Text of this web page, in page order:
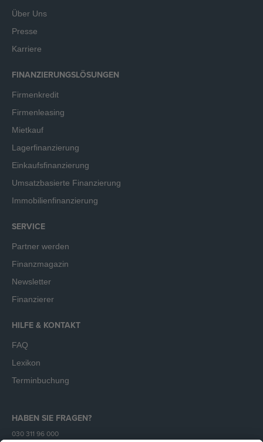
Über Uns
Presse
Karriere
FINANZIERUNGSLÖSUNGEN
Firmenkredit
Firmenleasing
Mietkauf
Lagerfinanzierung
Einkaufsfinanzierung
Umsatzbasierte Finanzierung
Immobilienfinanzierung
SERVICE
Partner werden
Finanzmagazin
Newsletter
Finanzierer
HILFE & KONTAKT
FAQ
Lexikon
Terminbuchung
HABEN SIE FRAGEN?
030 311 96 000